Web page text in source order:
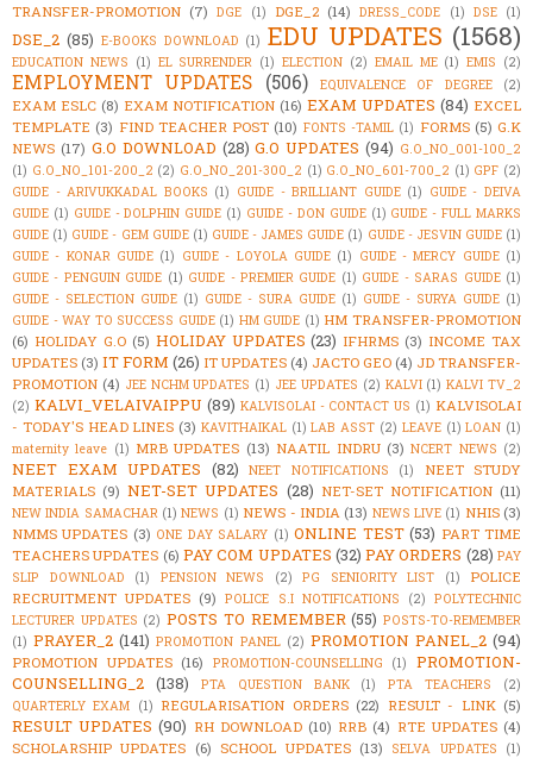
TRANSFER-PROMOTION (7) DGE (1) DGE_2 (14) DRESS_CODE (1) DSE (1)
DSE_2 (85) E-BOOKS DOWNLOAD (1) EDU UPDATES (1568)
EDUCATION NEWS (1) EL SURRENDER (1) ELECTION (2) EMAIL ME (1) EMIS (2)
EMPLOYMENT UPDATES (506) EQUIVALENCE OF DEGREE (2)
EXAM ESLC (8) EXAM NOTIFICATION (16) EXAM UPDATES (84) EXCEL
TEMPLATE (3) FIND TEACHER POST (10) FONTS -TAMIL (1) FORMS (5) G.K
NEWS (17) G.O DOWNLOAD (28) G.O UPDATES (94) G.O_NO_001-100_2
(1) G.O_NO_101-200_2 (2) G.O_NO_201-300_2 (1) G.O_NO_601-700_2 (1) GPF (2)
GUIDE - ARIVUKKADAL BOOKS (1) GUIDE - BRILLIANT GUIDE (1) GUIDE - DEIVA
GUIDE (1) GUIDE - DOLPHIN GUIDE (1) GUIDE - DON GUIDE (1) GUIDE - FULL MARKS
GUIDE (1) GUIDE - GEM GUIDE (1) GUIDE - JAMES GUIDE (1) GUIDE - JESVIN GUIDE (1)
GUIDE - KONAR GUIDE (1) GUIDE - LOYOLA GUIDE (1) GUIDE - MERCY GUIDE (1)
GUIDE - PENGUIN GUIDE (1) GUIDE - PREMIER GUIDE (1) GUIDE - SARAS GUIDE (1)
GUIDE - SELECTION GUIDE (1) GUIDE - SURA GUIDE (1) GUIDE - SURYA GUIDE (1)
GUIDE - WAY TO SUCCESS GUIDE (1) HM GUIDE (1) HM TRANSFER-PROMOTION
(6) HOLIDAY G.O (5) HOLIDAY UPDATES (23) IFHRMS (3) INCOME TAX
UPDATES (3) IT FORM (26) IT UPDATES (4) JACTO GEO (4) JD TRANSFER-
PROMOTION (4) JEE NCHM UPDATES (1) JEE UPDATES (2) KALVI (1) KALVI TV_2
(2) KALVI_VELAIVAIPPU (89) KALVISOLAI - CONTACT US (1) KALVISOLAI
- TODAY'S HEAD LINES (3) KAVITHAIKAL (1) LAB ASST (2) LEAVE (1) LOAN (1)
maternity leave (1) MRB UPDATES (13) NAATIL INDRU (3) NCERT NEWS (2)
NEET EXAM UPDATES (82) NEET NOTIFICATIONS (1)
NEET STUDY
MATERIALS (9) NET-SET UPDATES (28) NET-SET NOTIFICATION (11)
NEW INDIA SAMACHAR (1) NEWS (1) NEWS - INDIA (13) NEWS LIVE (1) NHIS (3)
NMMS UPDATES (3) ONE DAY SALARY (1) ONLINE TEST (53) PART TIME
TEACHERS UPDATES (6) PAY COM UPDATES (32) PAY ORDERS (28) PAY
SLIP DOWNLOAD
(1) PENSION NEWS (2) PG SENIORITY LIST (1)
POLICE
RECRUITMENT UPDATES (9) POLICE S.I NOTIFICATIONS (2) POLYTECHNIC
LECTURER UPDATES (2) POSTS TO REMEMBER (55) POSTS-TO-REMEMBER
(1) PRAYER_2 (141) PROMOTION PANEL (2) PROMOTION PANEL_2 (94)
PROMOTION UPDATES (16) PROMOTION-COUNSELLING (1)
PROMOTION-
COUNSELLING_2 (138) PTA QUESTION BANK (1) PTA TEACHERS
(2)
QUARTERLY EXAM (1) REGULARISATION ORDERS (22) RESULT - LINK (5)
RESULT UPDATES (90) RH DOWNLOAD (10) RRB (4) RTE UPDATES (4)
SCHOLARSHIP UPDATES (6) SCHOOL UPDATES (13) SELVA UPDATES
(1)